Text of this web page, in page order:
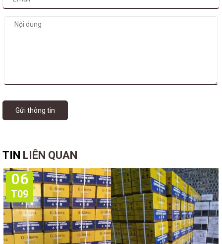
Gửi thông tin
TIN LIÊN QUAN
06
T09